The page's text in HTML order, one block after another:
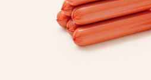
Нажимая кнопку «Отправить», вы
Прикрепить файл
Загрузите файлы в формате jpg, docx,
Нажимая на кнопку, я принимаю